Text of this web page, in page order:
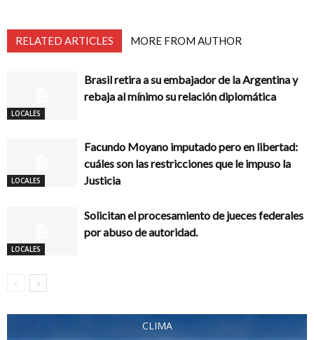
RELATED ARTICLES MORE FROM AUTHOR
LOCALES
Brasil retira a su embajador de la Argentina y
rebaja al mínimo su relación diplomática
LOCALES
Facundo Moyano imputado pero en libertad:
cuáles son las restricciones que le impuso la
Justicia
LOCALES
Solicitan el procesamiento de jueces federales
por abuso de autoridad.
CLIMA